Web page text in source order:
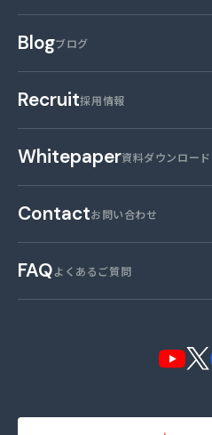
Blogブログ
Recruit採用情報
Whitepaper資料ダウンロード
Contactお問い合わせ
FAQよくあるご質問